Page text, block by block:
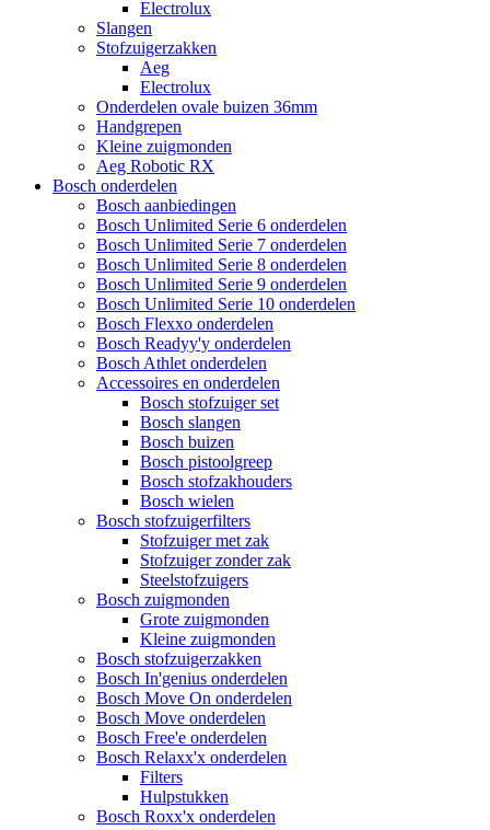
Electrolux
Slangen
Stofzuigerzakken
Aeg
Electrolux
Onderdelen ovale buizen 36mm
Handgrepen
Kleine zuigmonden
Aeg Robotic RX
Bosch onderdelen
Bosch aanbiedingen
Bosch Unlimited Serie 6 onderdelen
Bosch Unlimited Serie 7 onderdelen
Bosch Unlimited Serie 8 onderdelen
Bosch Unlimited Serie 9 onderdelen
Bosch Unlimited Serie 10 onderdelen
Bosch Flexxo onderdelen
Bosch Readyy'y onderdelen
Bosch Athlet onderdelen
Accessoires en onderdelen
Bosch stofzuiger set
Bosch slangen
Bosch buizen
Bosch pistoolgreep
Bosch stofzakhouders
Bosch wielen
Bosch stofzuigerfilters
Stofzuiger met zak
Stofzuiger zonder zak
Steelstofzuigers
Bosch zuigmonden
Grote zuigmonden
Kleine zuigmonden
Bosch stofzuigerzakken
Bosch In'genius onderdelen
Bosch Move On onderdelen
Bosch Move onderdelen
Bosch Free'e onderdelen
Bosch Relaxx'x onderdelen
Filters
Hulpstukken
Bosch Roxx'x onderdelen